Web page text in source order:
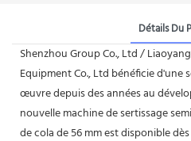
Détails Du
Shenzhou Group Co., Ltd /
Equipment Co., Ltd bénéficie d'une
œuvre depuis des années au
nouvelle machine de sertissage
de cola de 56 mm est disponible